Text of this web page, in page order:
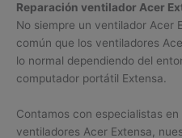
Reparación ventilador Acer
No siempre un ventilador Acer
común que los ventiladores
lo normal dependiendo del
computador portátil Extensa.
Contamos con especialistas
ventiladores Acer Extensa,